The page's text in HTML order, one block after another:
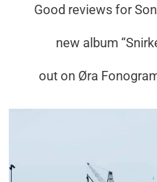
Good reviews for
new album
out on Øra